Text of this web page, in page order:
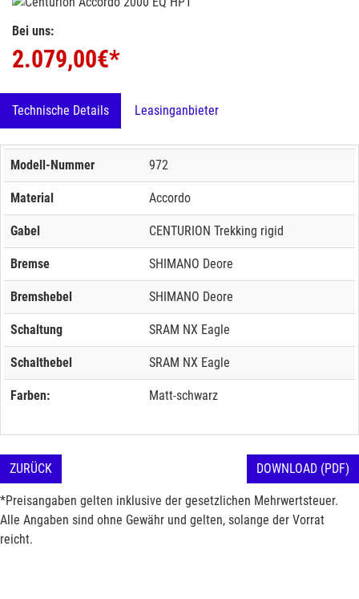
Bei uns:
2.079,00€*
Technische Details Leasinganbieter
Modell-Nummer 972
Material Accordo
Gabel CENTURION Trekking rigid
Bremse SHIMANO Deore
Bremshebel SHIMANO Deore
Schaltung SRAM NX Eagle
Schalthebel SRAM NX Eagle
Farben: Matt-schwarz
ZURÜCK DOWNLOAD (PDF)
*Preisangaben gelten inklusive der gesetzlichen Mehrwertsteuer.
Alle Angaben sind ohne Gewähr und gelten, solange der Vorrat
reicht.